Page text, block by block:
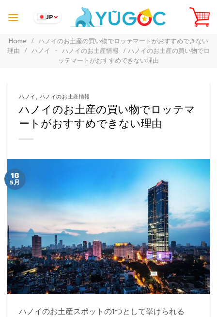
JP
Home / ハノイのお土産の買い物でロッテマートがおすすめできない
理由 / ハノイ - ハノイのお土産情報 / ハノイのお土産の買い物でロ
ッテマートがおすすめできない理由
ハノイ , ハノイのお土産情報
ハノイのお土産の買い物でロッテマ
ートがおすすめできない理由
18
5月
ハノイのお土産スポットの1つとして挙げられる